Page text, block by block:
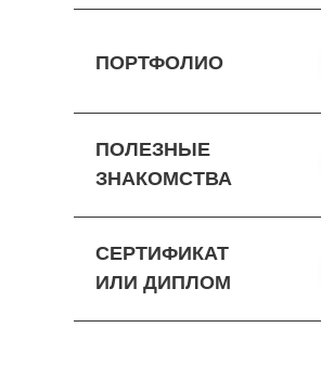
ПОРТФОЛИО
ПОЛЕЗНЫЕ
ЗНАКОМСТВА
СЕРТИФИКАТ
ИЛИ ДИПЛОМ